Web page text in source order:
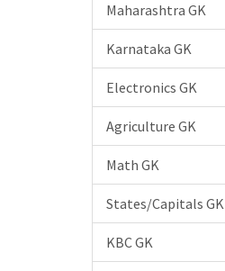
Maharashtra GK
Karnataka GK
Electronics GK
Agriculture GK
Math GK
States/Capitals GK
KBC GK